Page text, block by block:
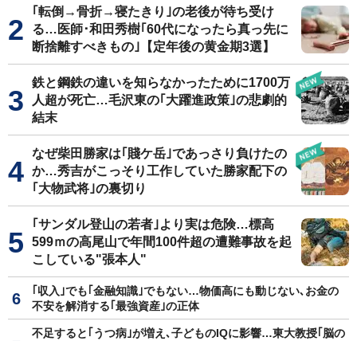
｢転倒→骨折→寝たきり｣の老後が待ち受け
る…医師･和田秀樹｢60代になったら真っ先に
断捨離すべきもの｣【定年後の黄金期3選】
鉄と鋼鉄の違いを知らなかったために1700万
人超が死亡…毛沢東の｢大躍進政策｣の悲劇的
結末
なぜ柴田勝家は｢賤ケ岳｣であっさり負けたの
か…秀吉がこっそり工作していた勝家配下の
｢大物武将｣の裏切り
｢サンダル登山の若者｣より実は危険…標高
599ｍの高尾山で年間100件超の遭難事故を起
こしている"張本人"
｢収入｣でも｢金融知識｣でもない…物価高にも動じない､お金の
不安を解消する｢最強資産｣の正体
不足すると｢うつ病｣が増え､子どものIQに影響…東大教授｢脳の